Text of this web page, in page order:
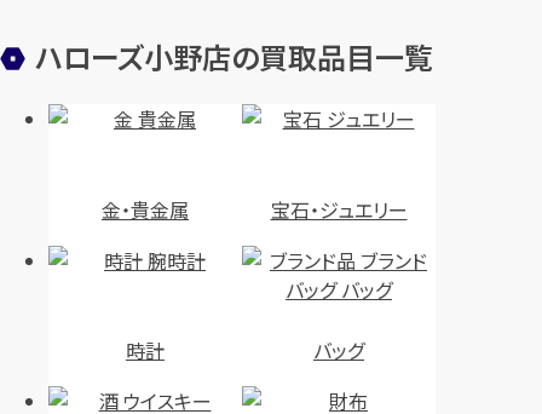
ハローズ小野店の買取品目一覧
金・貴金属 宝石・ジュエリー
時計 バッグ